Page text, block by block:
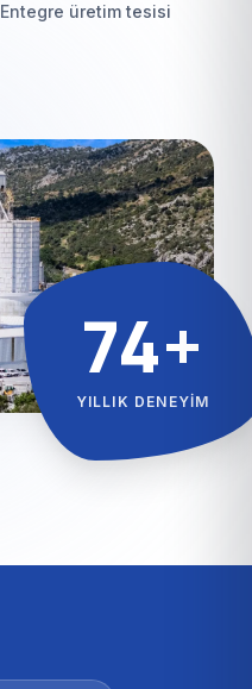
74+
YILLIK DENEYIM
Entegre üretim tesisi